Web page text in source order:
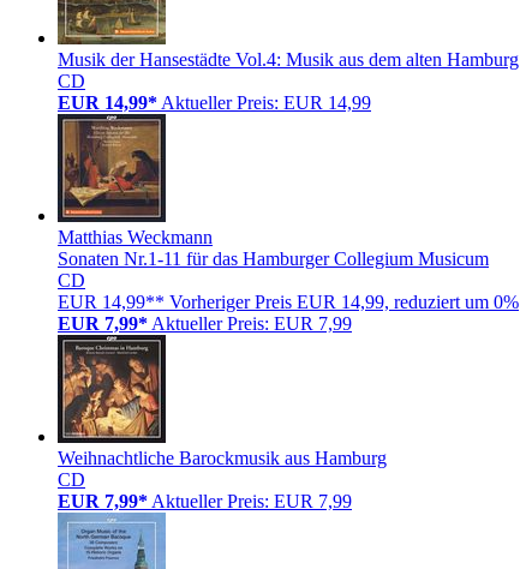
Musik der Hansestädte Vol.4: Musik aus dem alten Hamburg
CD
EUR 14,99* Aktueller Preis: EUR 14,99
Matthias Weckmann
Sonaten Nr.1-11 für das Hamburger Collegium Musicum
CD
EUR 14,99** Vorheriger Preis EUR 14,99, reduziert um 0%
EUR 7,99* Aktueller Preis: EUR 7,99
Weihnachtliche Barockmusik aus Hamburg
CD
EUR 7,99* Aktueller Preis: EUR 7,99